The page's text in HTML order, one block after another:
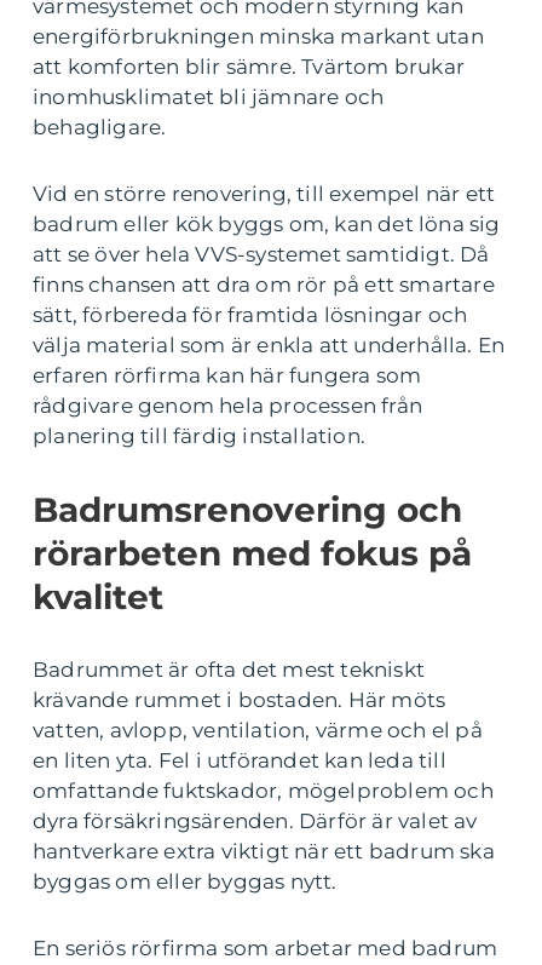
värmesystemet och modern styrning kan
energiförbrukningen minska markant utan
att komforten blir sämre. Tvärtom brukar
inomhusklimatet bli jämnare och
behagligare.
Vid en större renovering, till exempel när ett
badrum eller kök byggs om, kan det löna sig
att se över hela VVS-systemet samtidigt. Då
finns chansen att dra om rör på ett smartare
sätt, förbereda för framtida lösningar och
välja material som är enkla att underhålla. En
erfaren rörfirma kan här fungera som
rådgivare genom hela processen från
planering till färdig installation.
Badrumsrenovering och
rörarbeten med fokus på
kvalitet
Badrummet är ofta det mest tekniskt
krävande rummet i bostaden. Här möts
vatten, avlopp, ventilation, värme och el på
en liten yta. Fel i utförandet kan leda till
omfattande fuktskador, mögelproblem och
dyra försäkringsärenden. Därför är valet av
hantverkare extra viktigt när ett badrum ska
byggas om eller byggas nytt.
En seriös rörfirma som arbetar med badrum